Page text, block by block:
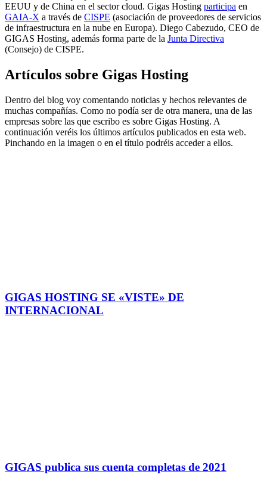
EEUU y de China en el sector cloud. Gigas Hosting participa en
GAIA-X a través de CISPE (asociación de proveedores de servicios
de infraestructura en la nube en Europa). Diego Cabezudo, CEO de
GIGAS Hosting, además forma parte de la Junta Directiva
(Consejo) de CISPE.
Artículos sobre Gigas Hosting
Dentro del blog voy comentando noticias y hechos relevantes de
muchas compañías. Como no podía ser de otra manera, una de las
empresas sobre las que escribo es sobre Gigas Hosting. A
continuación veréis los últimos artículos publicados en esta web.
Pinchando en la imagen o en el título podréis acceder a ellos.
GIGAS HOSTING SE «VISTE» DE
INTERNACIONAL
GIGAS publica sus cuenta completas de 2021